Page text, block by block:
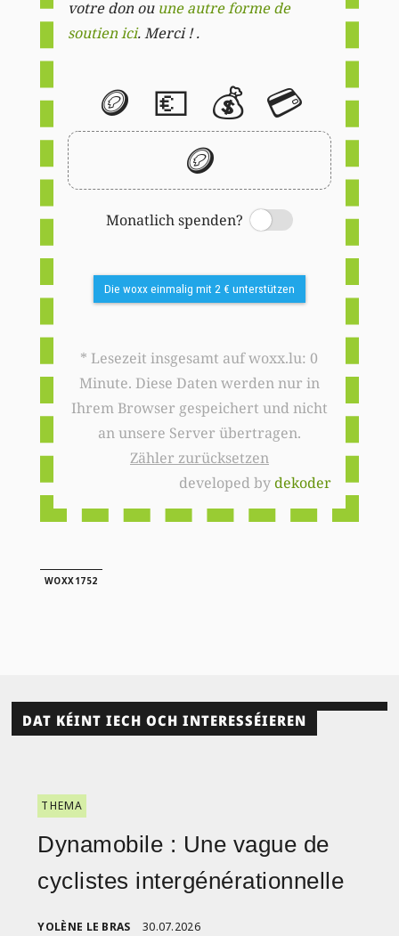
votre don ou une autre forme de
soutien ici. Merci ! .
🪙 💶 💰 💳
🪙
Monatlich spenden?
Switch
Die woxx einmalig mit 2 € unterstützen
* Lesezeit insgesamt auf woxx.lu: 0
Minute. Diese Daten werden nur in
Ihrem Browser gespeichert und nicht
an unsere Server übertragen.
Zähler zurücksetzen
developed bydekoder
WOXX1752
DAT KÉINT IECH OCH INTERESSÉIEREN
THEMA
Dynamobile : Une vague de
cyclistes intergénérationnelle
YOLÈNE LE BRAS 30.07.2026